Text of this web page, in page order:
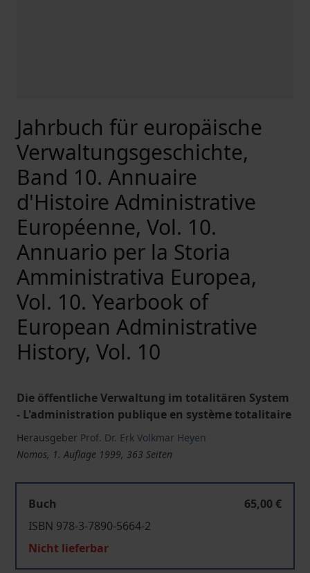
Jahrbuch für europäische
Verwaltungsgeschichte,
Band 10. Annuaire
d'Histoire Administrative
Européenne, Vol. 10.
Annuario per la Storia
Amministrativa Europea,
Vol. 10. Yearbook of
European Administrative
History, Vol. 10
Die öffentliche Verwaltung im totalitären System
- L'administration publique en système totalitaire
Herausgeber Prof. Dr. Erk Volkmar Heyen
Nomos, 1. Auflage 1999, 363 Seiten
Buch
65,00 €
ISBN 978-3-7890-5664-2
Nicht lieferbar